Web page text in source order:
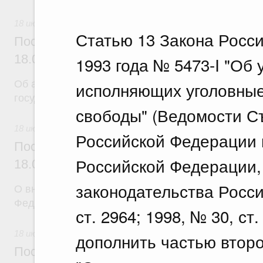
Статью 13 Закона
1993 года № 5473-I "Об
исполняющих
свободы" (Ведомости
Российской
Российской
законодательства
ст. 2964; 1998, № 30,
дополнить частью
Постановление Правительства
18.07.2026 г. № 904
государственных контрактов
Постановление Правительства
18.07.2026 г. № 909
О внесении изменения в постановление
Федерации от 17 февраля 2024 г. № 179
Постановление Правительства